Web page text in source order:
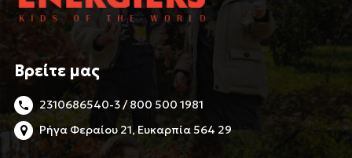
Βρείτε μας
2310686540-3 / 800 500 1981
Ρήγα Φεραίου 21, Ευκαρπία 564 29